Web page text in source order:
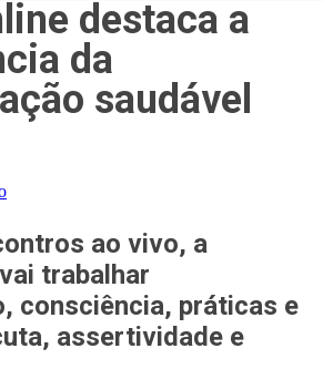
destaca a
da
saudável
ao vivo, a
trabalhar
consciência, práticas e
assertividade e